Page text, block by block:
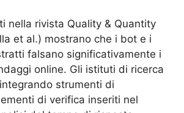
nella rivista Quality & Quantity
et al.) mostrano che i bot e i
falsano significativamente i
online. Gli istituti di ricerca
strumenti di
di verifica inseriti nel